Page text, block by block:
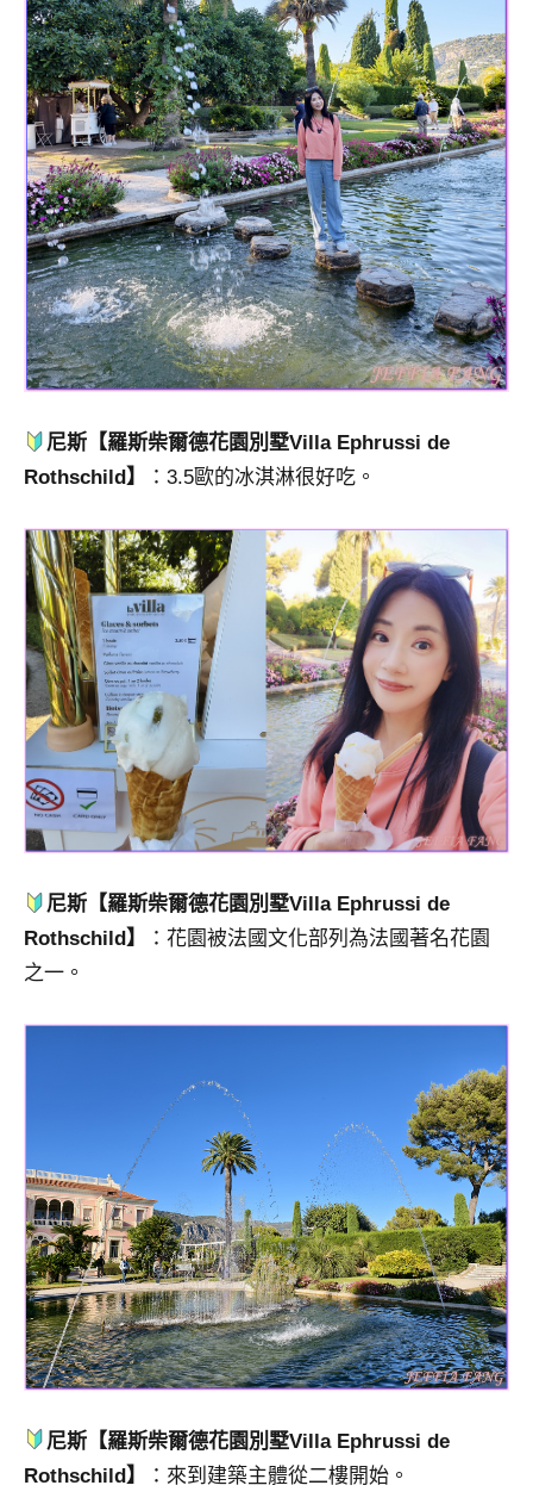
尼斯【羅斯柴爾德花園別墅Villa Ephrussi de
Rothschild】
：3.5歐的冰淇淋很好吃。
尼斯【羅斯柴爾德花園別墅Villa Ephrussi de
Rothschild】
：花園被法國文化部列為法國著名花園
之一。
尼斯【羅斯柴爾德花園別墅Villa Ephrussi de
Rothschild】
：來到建築主體從二樓開始。